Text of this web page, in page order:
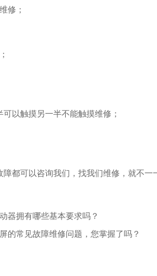
修；
可以触摸另一半不能触摸维修；
都可以咨询我们，找我们维修，就不一
器拥有哪些基本要求吗？
的常见故障维修问题，您掌握了吗？